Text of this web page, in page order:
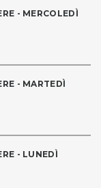
- MERCOLEDÌ
- MARTEDÌ
- LUNEDÌ